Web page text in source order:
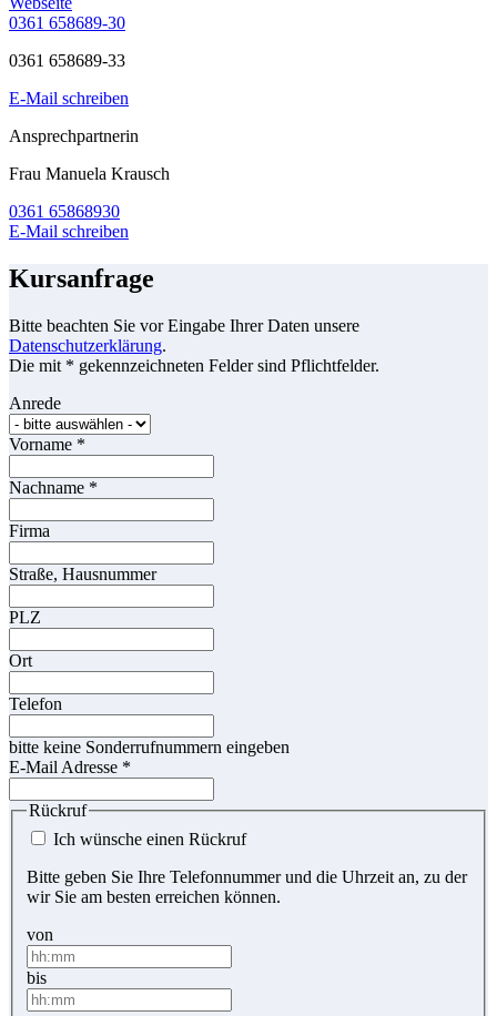
0361 658689-30
0361 658689-33
E-Mail schreiben
Ansprechpartnerin
Frau Manuela Krausch
0361 65868930
E-Mail schreiben
Kursanfrage
Bitte beachten Sie vor Eingabe Ihrer Daten unsere
Datenschutzerklärung.
Die mit * gekennzeichneten Felder sind Pflichtfelder.
Anrede
Vorname *
Nachname *
Firma
Straße, Hausnummer
PLZ
Ort
Telefon
bitte keine Sonderrufnummern eingeben
E-Mail Adresse *
Rückruf
Ich wünsche einen Rückruf
Bitte geben Sie Ihre Telefonnummer und die Uhrzeit an, zu der
wir Sie am besten erreichen können.
von
bis